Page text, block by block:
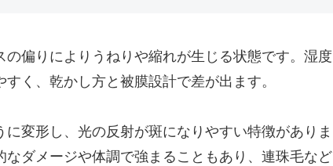
偏りによりうねりや縮れが生じる状態です。湿度
く、乾かし方と被膜設計で差が出ます。
変形し、光の反射が斑になりやすい特徴がありま
ダメージや体調で強まることもあり、連珠毛など